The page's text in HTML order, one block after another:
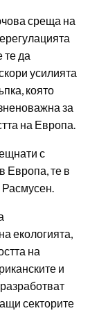
среща на
те да
усилията
която
за
на Европа.
с
Европа, те в
Расмусен.
екологията,
на
и
секторите